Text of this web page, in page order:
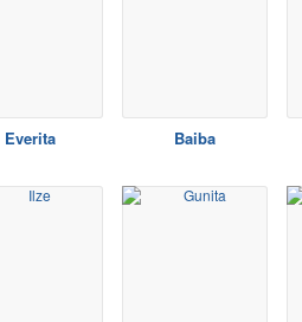
Everita Baiba